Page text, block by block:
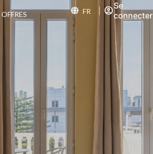
OFFRES
Se
connecter
FR